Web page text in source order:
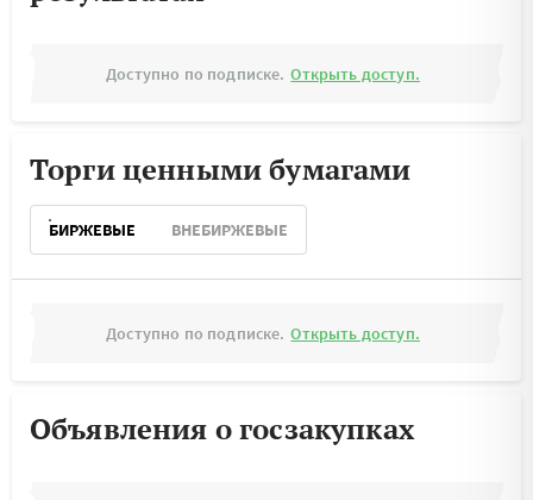
Доступно по подписке. Открыть доступ.
Торги ценными бумагами
БИРЖЕВЫЕ ВНЕБИРЖЕВЫЕ
Доступно по подписке. Открыть доступ.
Объявления о госзакупках